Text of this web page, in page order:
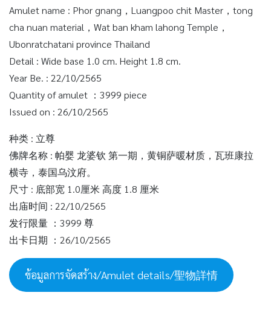
Amulet name : Phor gnang，Luangpoo chit Master，tong
cha nuan material，Wat ban kham lahong Temple，
Ubonratchatani province Thailand
Detail : Wide base 1.0 cm. Height 1.8 cm.
Year Be. : 22/10/2565
Quantity of amulet ：3999 piece
Issued on : 26/10/2565
种类 : 立尊
佛牌名称 : 帕婴 龙婆钦 第一期，黄铜萨暖材质，瓦班康拉
横寺，泰国乌汶府。
尺寸 : 底部宽 1.0厘米 高度 1.8 厘米
出庙时间 : 22/10/2565
发行限量 ：3999 尊
出卡日期 ：26/10/2565
ข้อมูลการจัดสร้าง/Amulet details/聖物詳情